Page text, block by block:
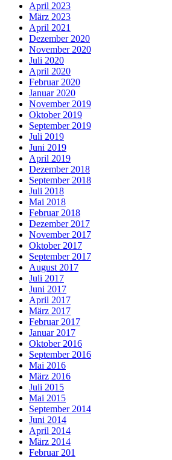
April 2023
März 2023
April 2021
Dezember 2020
November 2020
Juli 2020
April 2020
Februar 2020
Januar 2020
November 2019
Oktober 2019
September 2019
Juli 2019
Juni 2019
April 2019
Dezember 2018
September 2018
Juli 2018
Mai 2018
Februar 2018
Dezember 2017
November 2017
Oktober 2017
September 2017
August 2017
Juli 2017
Juni 2017
April 2017
März 2017
Februar 2017
Januar 2017
Oktober 2016
September 2016
Mai 2016
März 2016
Juli 2015
Mai 2015
September 2014
Juni 2014
April 2014
März 2014
Februar 201